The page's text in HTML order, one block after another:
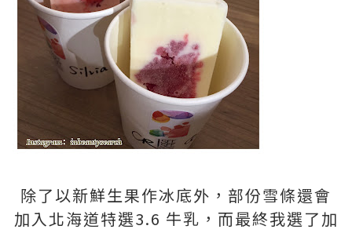
除了以新鮮生果作冰底外，部份雪條還會
加入北海道特選3.6 牛乳，而最終我選了加